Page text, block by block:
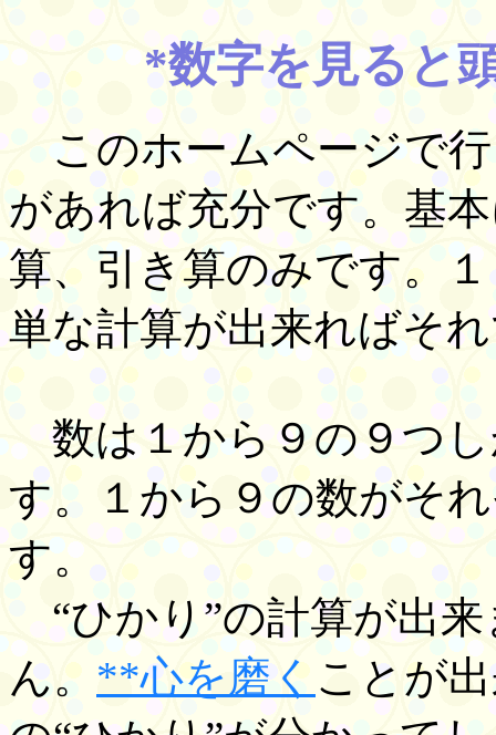
*数字を見ると
このホームページで
があれば充分です。基
算、引き算のみです。
単な計算が出来ればそ
数は１から９の９つし
す。１から９の数がそ
す。
“ひかり”の計算が出
ん。 **心を磨く ことが